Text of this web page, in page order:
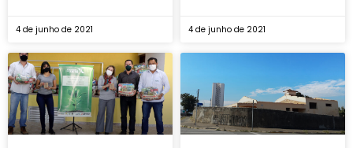
4 de junho de 2021 4 de junho de 2021